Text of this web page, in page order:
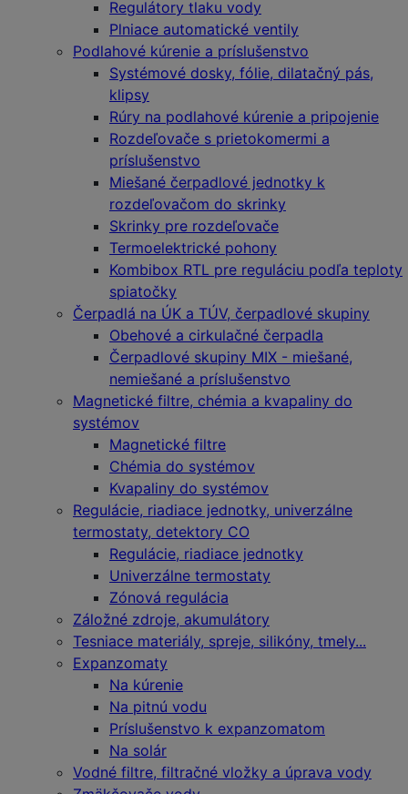
Regulátory tlaku vody
Plniace automatické ventily
Podlahové kúrenie a príslušenstvo
Systémové dosky, fólie, dilatačný pás,
klipsy
Rúry na podlahové kúrenie a pripojenie
Rozdeľovače s prietokomermi a
príslušenstvo
Miešané čerpadlové jednotky k
rozdeľovačom do skrinky
Skrinky pre rozdeľovače
Termoelektrické pohony
Kombibox RTL pre reguláciu podľa teploty
spiatočky
Čerpadlá na ÚK a TÚV, čerpadlové skupiny
Obehové a cirkulačné čerpadla
Čerpadlové skupiny MIX - miešané,
nemiešané a príslušenstvo
Magnetické filtre, chémia a kvapaliny do
systémov
Magnetické filtre
Chémia do systémov
Kvapaliny do systémov
Regulácie, riadiace jednotky, univerzálne
termostaty, detektory CO
Regulácie, riadiace jednotky
Univerzálne termostaty
Zónová regulácia
Záložné zdroje, akumulátory
Tesniace materiály, spreje, silikóny, tmely...
Expanzomaty
Na kúrenie
Na pitnú vodu
Príslušenstvo k expanzomatom
Na solár
Vodné filtre, filtračné vložky a úprava vody